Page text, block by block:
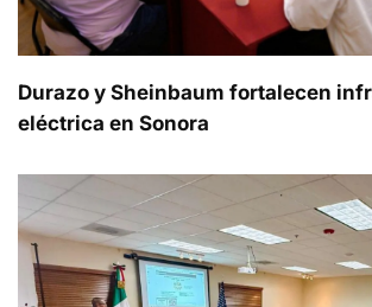
Durazo y Sheinbaum fortalecen
eléctrica en Sonora